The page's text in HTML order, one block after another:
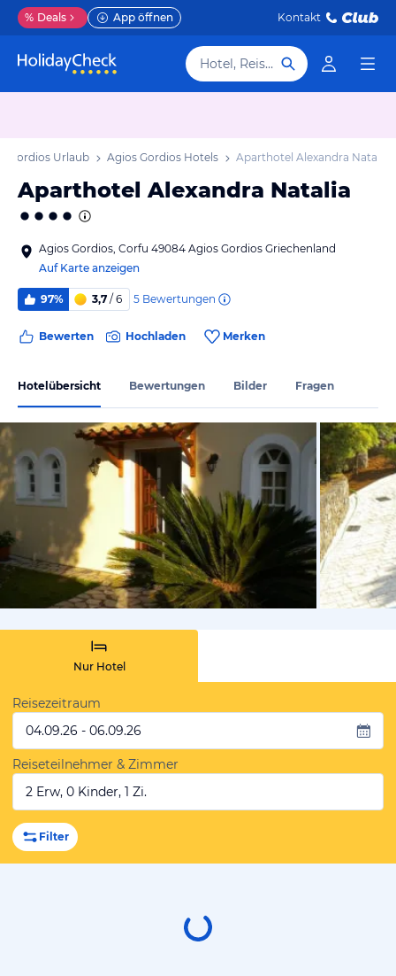
% Deals App öffnen Kontakt
Hotel, Reiseziel
Gordios Urlaub Agios Gordios Hotels Aparthotel Alexandra Natalia
Aparthotel Alexandra Natalia
Agios Gordios, Corfu 49084 Agios Gordios Griechenland
Auf Karte anzeigen
97% 3,7 / 6 5 Bewertungen
Bewerten Hochladen Merken
Hotelübersicht Bewertungen Bilder Fragen
vom
Nur Hotel
Reisezeitraum
04.09.26 - 06.09.26
Reiseteilnehmer & Zimmer
2 Erw, 0 Kinder, 1 Zi.
Filter